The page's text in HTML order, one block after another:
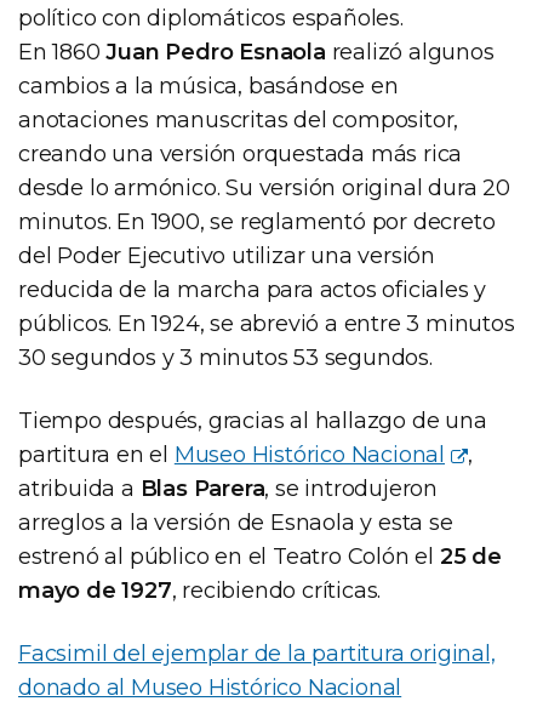
político con diplomáticos españoles.
En 1860Juan Pedro Esnaola realizó algunos
cambios a la música, basándose en
anotaciones manuscritas del compositor,
creando una versión orquestada más rica
desde lo armónico. Su versión original dura 20
minutos. En 1900, se reglamentó por decreto
del Poder Ejecutivo utilizar una versión
reducida de la marcha para actos oficiales y
públicos. En 1924, se abrevió a entre 3 minutos
30 segundos y 3 minutos 53 segundos.
Tiempo después, gracias al hallazgo de una
partitura en el Museo Histórico Nacional
,
atribuida a Blas Parera, se introdujeron
arreglos a la versión de Esnaola y esta se
estrenó al público en el Teatro Colón el 25 de
mayo de 1927, recibiendo críticas.
Facsimil del ejemplar de la partitura original,
donado al Museo Histórico Nacional